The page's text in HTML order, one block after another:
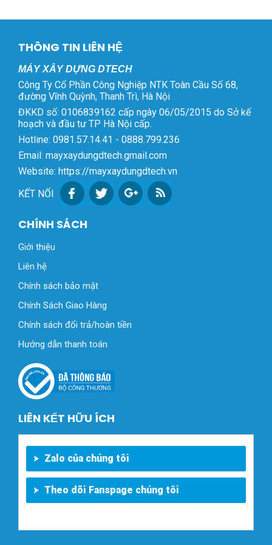
THÔNG TIN LIÊN HỆ
MÁY XÂY DỰNG DTECH
Công Ty Cổ Phần Công Nghiệp NTK Toàn Cầu Số 68,
đường Vĩnh Quỳnh, Thanh Trì, Hà Nội
ĐKKD số: 0106839162 cấp ngày 06/05/2015 do Sở kế
hoạch và đầu tư TP Hà Nội cấp.
Hotline: 0981.57.14.41 - 0888.799.236
Email: mayxaydungdtech.gmail.com
Website: https://mayxaydungdtech.vn
KẾT NỐI
CHÍNH SÁCH
Giới thiệu
Liên hệ
Chính sách bảo mật
Chính Sách Giao Hàng
Chính sách đổi trả/hoàn tiền
Hướng dẫn thanh toán
LIÊN KẾT HỮU ÍCH
Zalo của chúng tôi
Theo dõi Fanspage chúng tôi